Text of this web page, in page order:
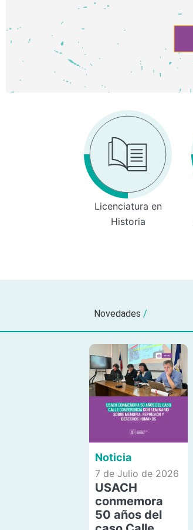
Licenciatura en
Historia
Novedades /
Noticia
7 de Julio de 2026
USACH
conmemora
50 años del